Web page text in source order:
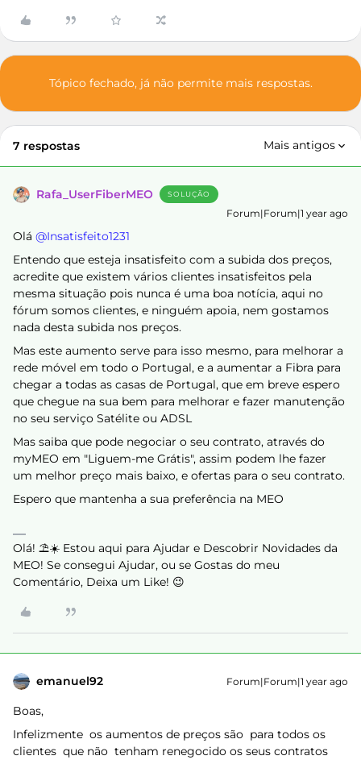
Tópico fechado, já não permite mais respostas.
7 respostas Mais antigos
Rafa_UserFiberMEO SOLUÇÃO
Forum|Forum|1 year ago
Olá ​ @Insatisfeito1231
Entendo que esteja insatisfeito com a subida dos preços,
acredite que existem vários clientes insatisfeitos pela
mesma situação pois nunca é uma boa notícia, aqui no
fórum somos clientes, e ninguém apoia, nem gostamos
nada desta subida nos preços.
Mas este aumento serve para isso mesmo, para melhorar a
rede móvel em todo o Portugal, e a aumentar a Fibra para
chegar a todas as casas de Portugal, que em breve espero
que chegue na sua bem para melhorar e fazer manutenção
no seu serviço Satélite ou ADSL
Mas saiba que pode negociar o seu contrato, através do
myMEO em "Liguem-me Grátis", assim podem lhe fazer
um melhor preço mais baixo, e ofertas para o seu contrato.
Espero que mantenha a sua preferência na MEO
Olá! ⛱️☀️ Estou aqui para Ajudar e Descobrir Novidades da
MEO! Se consegui Ajudar, ou se Gostas do meu
Comentário, Deixa um Like! 😉
emanuel92 Forum|Forum|1 year ago
Boas,
Infelizmente os aumentos de preços são para todos os
clientes que não tenham renegocido os seus contratos